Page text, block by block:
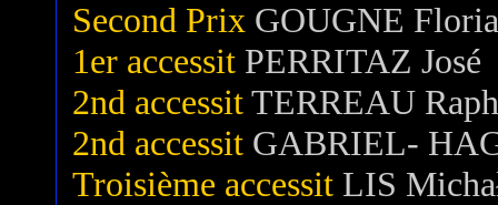
Second Prix GOUGNE
1er accessit PERRITAZ José
2nd accessit TERREAU
2nd accessit GABRIEL-
Troisième accessit LIS